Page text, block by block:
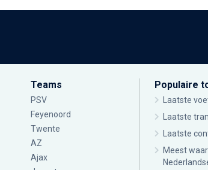
Teams
PSV
Feyenoord
Twente
AZ
Ajax
Populaire
Laatste
Laatste
Laatste
Meest